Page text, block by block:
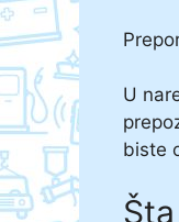
U
biste